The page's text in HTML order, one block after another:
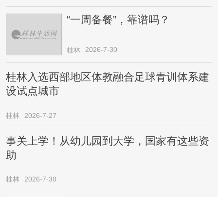
“一周备餐”，靠谱吗？
桂林 2026-7-30
桂林入选西部地区体教融合足球青训体系建
设试点城市
桂林 2026-7-27
事关上学！从幼儿园到大学，国家有这些资
助
桂林 2026-7-30